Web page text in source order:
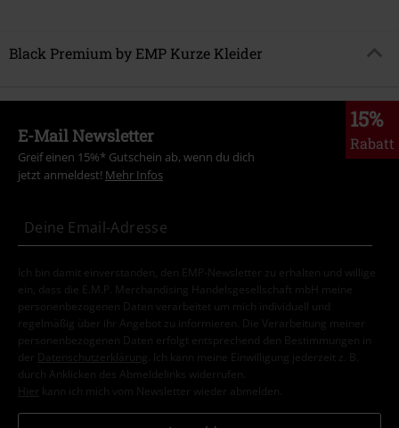
Black Premium by EMP Kurze Kleider
15%
Rabatt
E-Mail Newsletter
Greif einen 15%* Gutschein ab, wenn du dich
jetzt anmeldest! Mehr Infos
Ich bin damit einverstanden, den EMP-Newsletter zu erhalten und willige
ein, dass die E.M.P. Merchandising Handelsgesellschaft mbH meine
personenbezogenen Daten verarbeitet um mich individuell und
regelmäßig über ihr Angebot zu informieren. Die Verarbeitung meiner
personenbezogenen Daten erfolgt entsprechend den Bestimmungen in
der
Datenschutzerklärung
. Ich kann meine Einwilligung jederzeit z. B.
durch Anklicken des Abmeldelinks widerrufen.
Hier kann ich mich vom Newsletter wieder abmelden.